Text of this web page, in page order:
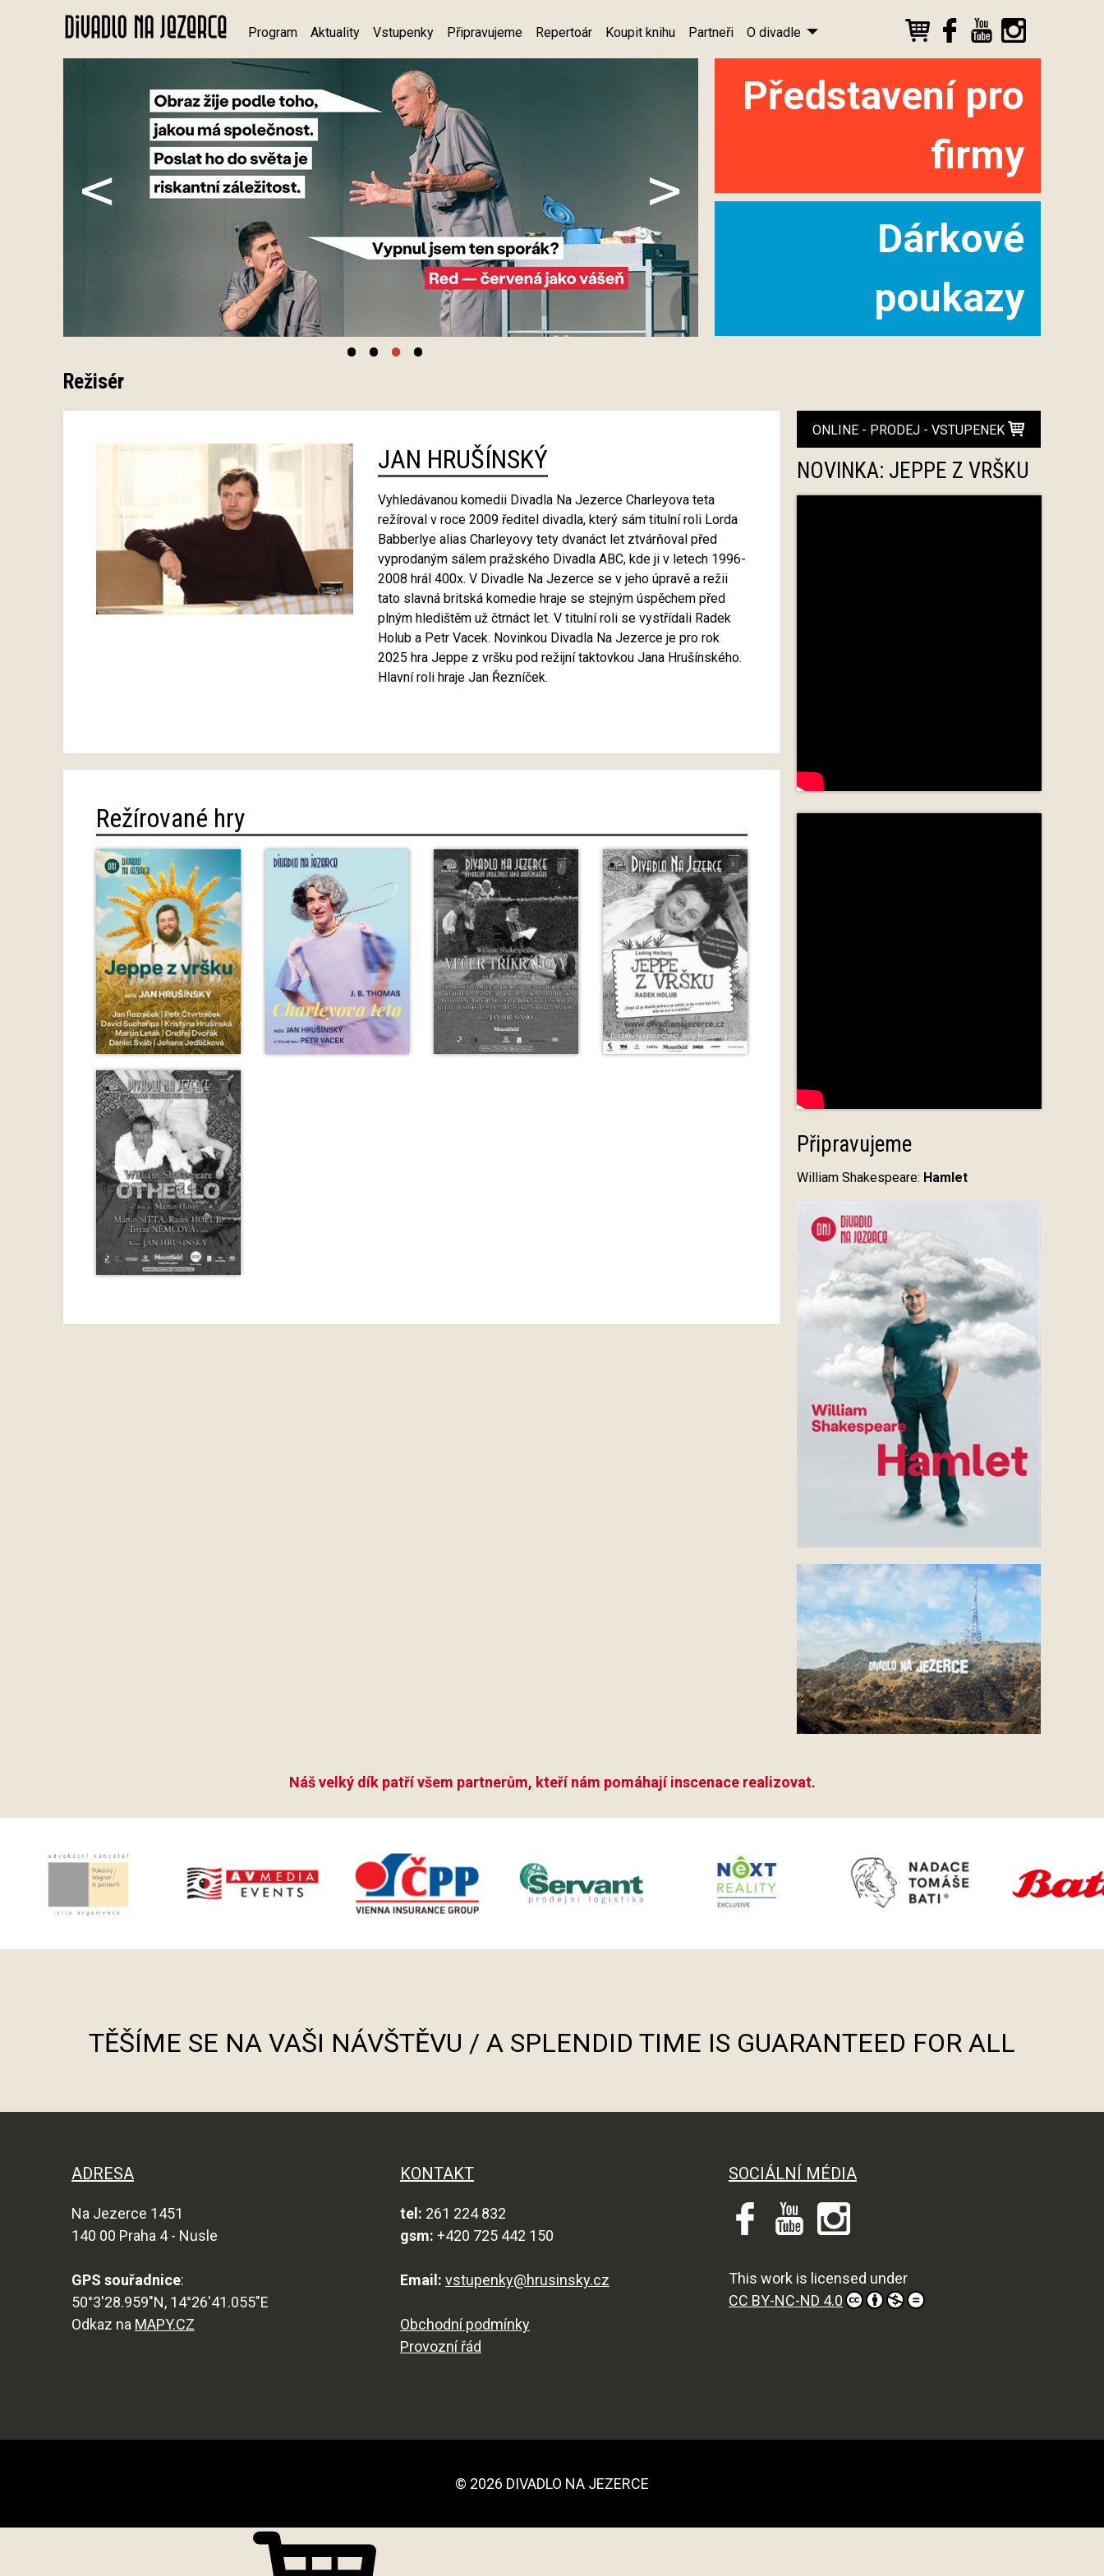
Program Aktuality Vstupenky Připravujeme Repertoár Koupit knihu Partneři O divadle
< >
Představení pro
firmy
Dárkové
poukazy
••••
Režisér
JAN HRUŠÍNSKÝ
Vyhledávanou komedii Divadla Na Jezerce Charleyova teta
režíroval v roce 2009 ředitel divadla, který sám titulní roli Lorda
Babberlye alias Charleyovy tety dvanáct let ztvárňoval před
vyprodaným sálem pražského Divadla ABC, kde ji v letech 1996-
2008 hrál 400x. V Divadle Na Jezerce se v jeho úpravě a režii
tato slavná britská komedie hraje se stejným úspěchem před
plným hledištěm už čtrnáct let. V titulní roli se vystřídali Radek
Holub a Petr Vacek. Novinkou Divadla Na Jezerce je pro rok
2025 hra Jeppe z vršku pod režijní taktovkou Jana Hrušínského.
Hlavní roli hraje Jan Řezníček.
Režírované hry
ONLINE - PRODEJ - VSTUPENEK
NOVINKA: JEPPE Z VRŠKU
Připravujeme
William Shakespeare: Hamlet
Náš velký dík patří všem partnerům, kteří nám pomáhají inscenace realizovat.
TĚŠÍME SE NA VAŠI NÁVŠTĚVU / A SPLENDID TIME IS GUARANTEED FOR ALL
ADRESA
Na Jezerce 1451
140 00 Praha 4 - Nusle
GPS souřadnice:
50°3'28.959"N, 14°26'41.055"E
Odkaz na MAPY.CZ
KONTAKT
tel: 261 224 832
gsm: +420 725 442 150
Email: vstupenky@hrusinsky.cz
Obchodní podmínky
Provozní řád
SOCIÁLNÍ MÉDIA
This work is licensed under
CC BY-NC-ND 4.0
© 2026 DIVADLO NA JEZERCE